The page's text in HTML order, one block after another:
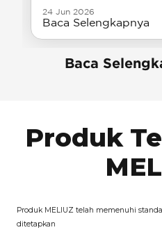
24 Jun 2026
Baca Selengkapnya
Baca
Produk
Produk MELIUZ telah memenuhi
ditetapkan